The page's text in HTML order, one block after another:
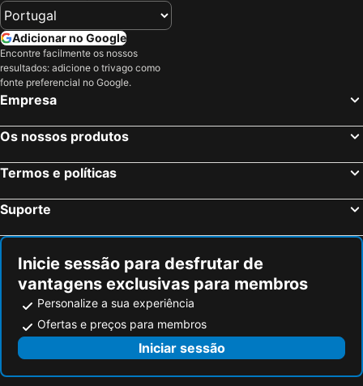
Adicionar no Google
Encontre facilmente os nossos
resultados: adicione o trivago como
fonte preferencial no Google.
Empresa
Os nossos produtos
Termos e políticas
Suporte
Inicie sessão para desfrutar de
vantagens exclusivas para membros
Personalize a sua experiência
Ofertas e preços para membros
Iniciar sessão